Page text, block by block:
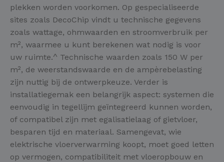
plekken worden voorkomen. Op gespecialiseerde
sites zoals DecoChip vindt u technische gegevens
zoals wattage, ohmwaarden en stroomverbruik per
m², waarmee u kunt berekenen wat nodig is voor
uw ruimte.^ Technische waarden zoals 150 W per
m², de weerstandswaarde en de ampèrebelasting
zijn nuttig bij de ontwerpkeuze. Verder is
installatiegemak een belangrijk aspect: systemen die
eenvoudig in tegellijm geïntegreerd kunnen worden,
of compatibel zijn met egalisatielaag of gietvloer,
besparen tijd en materiaal. Samengevat, wie
elektrische vloerverwarming koopt, moet goed letten
op vermogen, compatibiliteit met vloeropbouw en